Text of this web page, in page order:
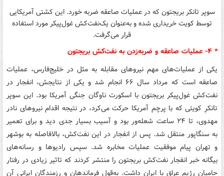
سوپر تانکر بریجتون که در عملیات صاعقه ضربه خورد. این کشتی آمریکایی
توسط کویت خریداری شده و به‌عنوان یک‌نفت‌کش غول‌پیکر مورد استفاده
قرار می‌گرفت.
* ۴- عملیات صاعقه و ضربه‌زدن به نفت‌کش بریجتون
یکی از عملیات‌های مهم نیروهای مقابله به مثل در خلیج‌فارس، عملیات
صاعقه است که مرداد سال ۶۶ انجام شد و یکی از نتایجش، انفجار در
نفت‌کش غول‌پیکر بریجتون با اسکورت ناوگان جنگی آمریکا بود. این سوپر
تانکرِ کویتی که با پرچم آمریکا حرکت می‌کرد، در نتیجه اقدام نیروهای نادر
مهدوی، تا ۲۴ ساعت شعله‌ور بود و آسیب بسیار جدی دید و برای تعمیر
به سنگاپور منتقل شد. پس از انفجار در این نفت‌کش، بالافاصله به بوشهر
و تهران پیام موفقیت عملیات مخابره شد. سپس رادیوها و رسانه‌های
بیگانه خبر انفجار نفت‌کش بریجتون را منتشر کردند که تاثیر زیادی در رفتار
حامیان رژیم عراق با ایران داشت. به‌قول فرماندهان و رزمندگان ایرانی آن